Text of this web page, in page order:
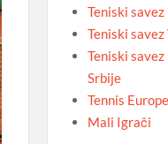
Teniski
Teniski
Teniski
Srbije
Tennis Europe
Mali Igrači